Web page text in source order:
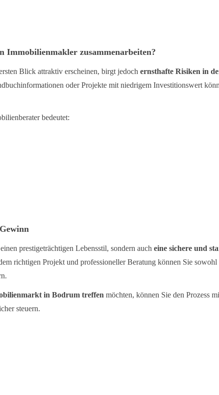
Immobilienmakler zusammenarbeiten?
Blick attraktiv erscheinen, birgt jedoch ernsthafte Risiken in
oder Projekte mit niedrigem Investitionswert
bedeutet:
prestigeträchtigen Lebensstil, sondern auch eine sichere und
richtigen Projekt und professioneller Beratung können Sie sowohl
in Bodrum treffen möchten, können Sie den Prozess
steuern.